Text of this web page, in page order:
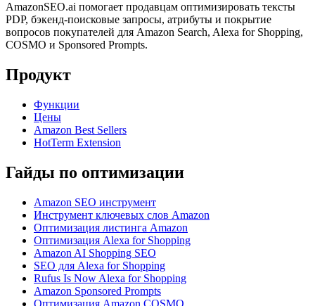
AmazonSEO.ai помогает продавцам оптимизировать тексты
PDP, бэкенд-поисковые запросы, атрибуты и покрытие
вопросов покупателей для Amazon Search, Alexa for Shopping,
COSMO и Sponsored Prompts.
Продукт
Функции
Цены
Amazon Best Sellers
HotTerm Extension
Гайды по оптимизации
Amazon SEO инструмент
Инструмент ключевых слов Amazon
Оптимизация листинга Amazon
Оптимизация Alexa for Shopping
Amazon AI Shopping SEO
SEO для Alexa for Shopping
Rufus Is Now Alexa for Shopping
Amazon Sponsored Prompts
Оптимизация Amazon COSMO